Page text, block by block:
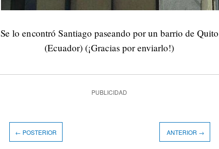
Se lo encontró Santiago paseando por un barrio de Quito
(Ecuador) (¡Gracias por enviarlo!)
PUBLICIDAD
← POSTERIOR ANTERIOR →